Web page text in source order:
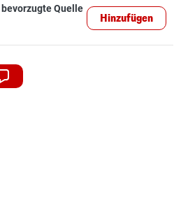
bevorzugte Quelle
Hinzufügen